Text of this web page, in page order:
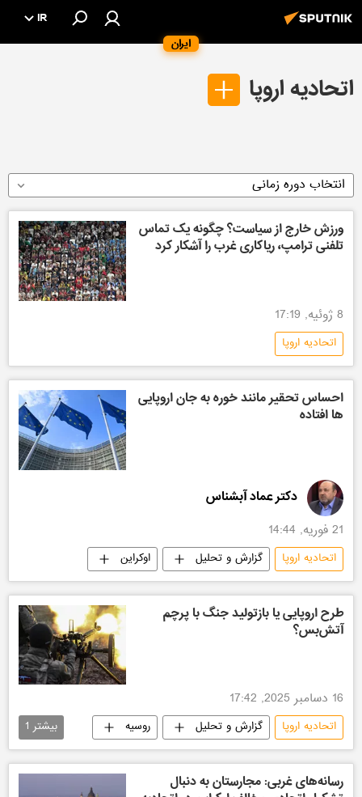
ایران
IR
اتحادیه اروپا
انتخاب دوره زمانی
ورزش خارج از سیاست؟ چگونه یک تماس
تلفنی ترامپ، ریاکاری غرب را آشکار کرد
8 ژوئیه, 17:19
اتحادیه اروپا
احساس تحقیر مانند خوره به جان اروپایی
ها افتاده
دکتر عماد آبشناس
21 فوریه, 14:44
اتحادیه اروپا گزارش و تحلیل اوکراین
طرح اروپایی یا بازتولید جنگ با پرچم
آتش‌بس؟
16 دسامبر 2025, 17:42
اتحادیه اروپا گزارش و تحلیل
روسیه
سیاسی
بیشتر 1
رسانه‌های غربی: مجارستان به دنبال